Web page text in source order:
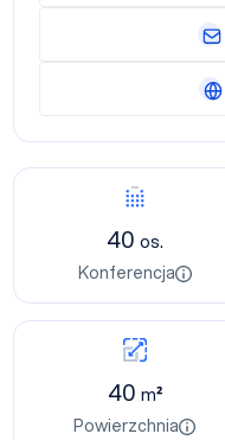
40 os.
Konferencja
40 m²
Powierzchnia